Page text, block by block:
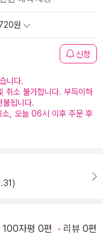
원
신청
니다.
취소 불가합니다. 부득이하
됩니다.
, 오늘 06시 이후 주문 후
100자평 0편 리뷰 0편